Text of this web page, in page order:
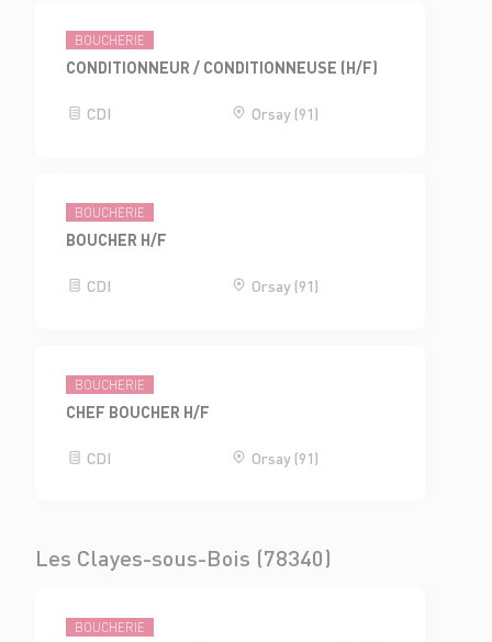
BOUCHERIE
CONDITIONNEUR / CONDITIONNEUSE (H/F)
CDI Orsay (91)
BOUCHERIE
BOUCHER H/F
CDI Orsay (91)
BOUCHERIE
CHEF BOUCHER H/F
CDI Orsay (91)
Les Clayes-sous-Bois (78340)
BOUCHERIE